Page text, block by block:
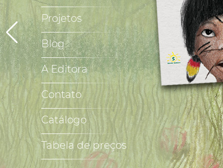
Projetos
Blog
A Editora
Contato
Catálogo
Tabela de preços